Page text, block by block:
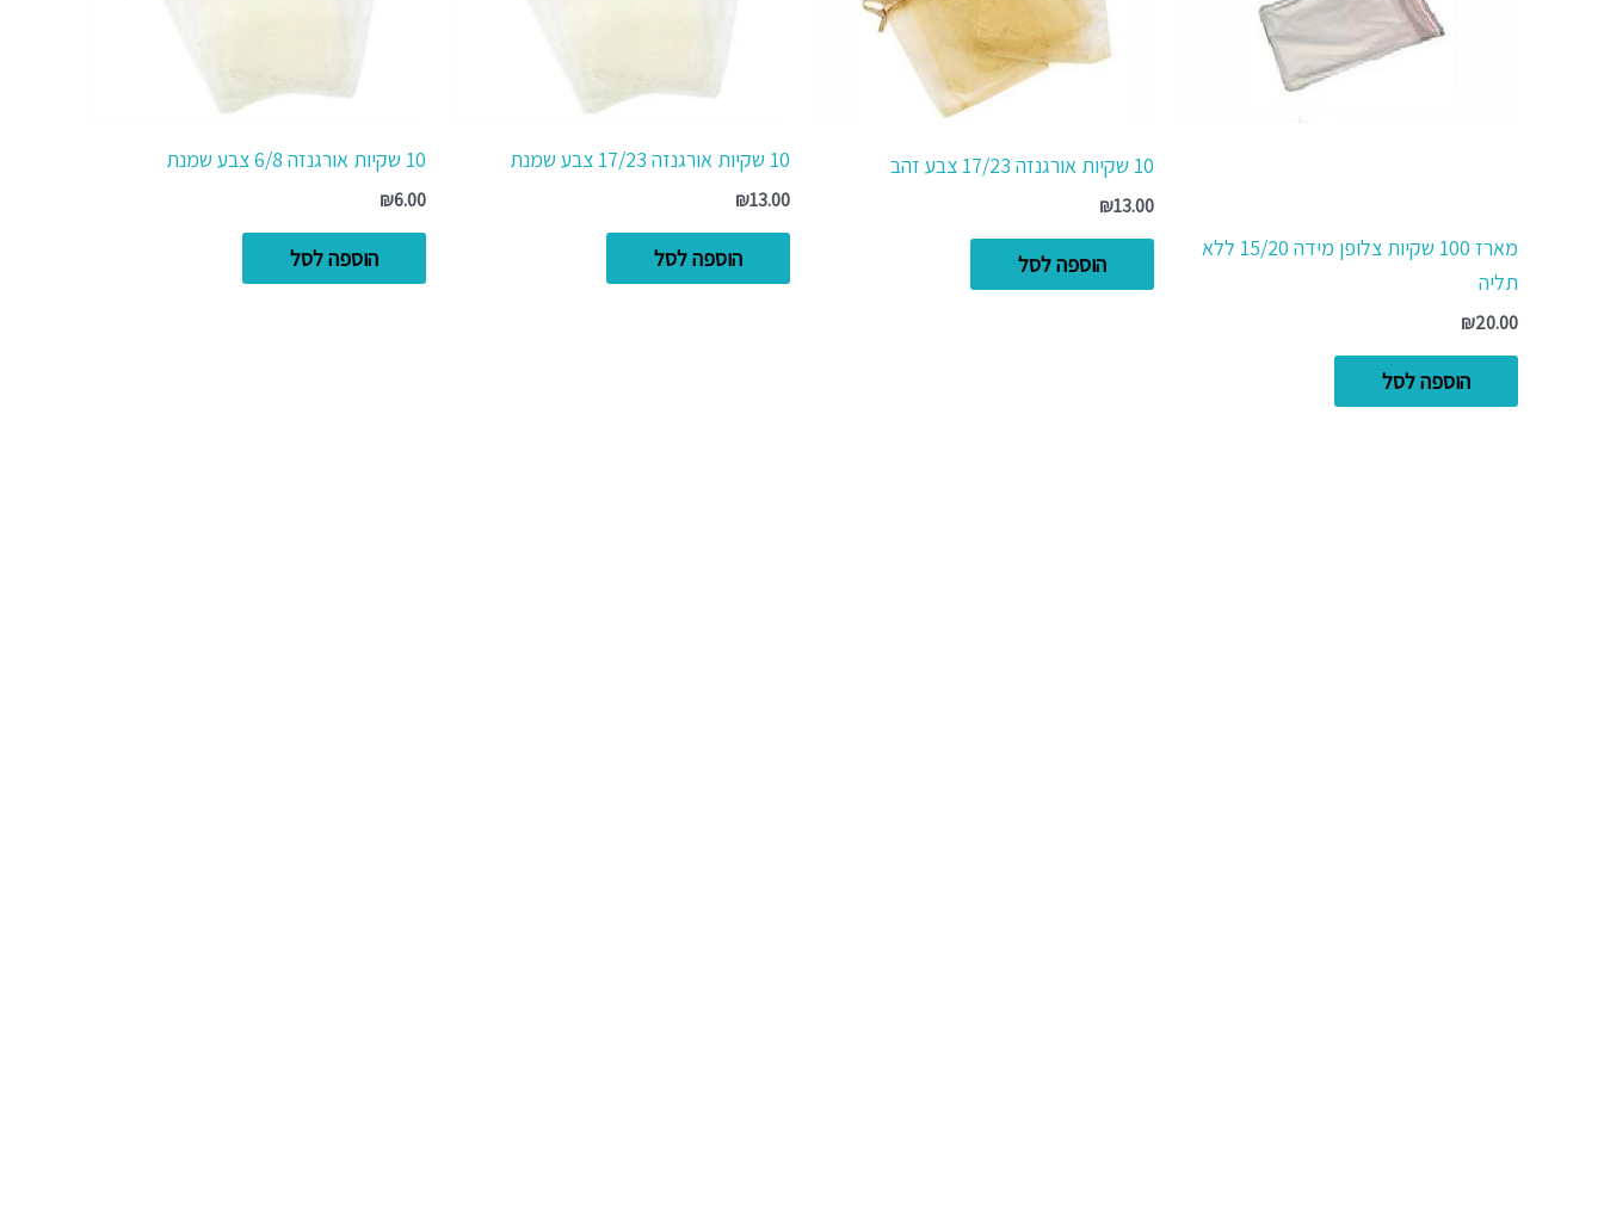
מארז 100 שקיות צלופן מידה 15/20 ללא
תליה
₪20.00
הוספה לסל
10 שקיות אורגנזה 17/23 צבע זהב
₪13.00
הוספה לסל
10 שקיות אורגנזה 17/23 צבע שמנת
₪13.00
הוספה לסל
10 שקיות אורגנזה 6/8 צבע שמנת
₪6.00
הוספה לסל